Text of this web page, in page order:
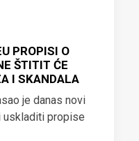
PROPISI O
ŠTITIT ĆE
I SKANDALA
je danas novi
uskladiti propise